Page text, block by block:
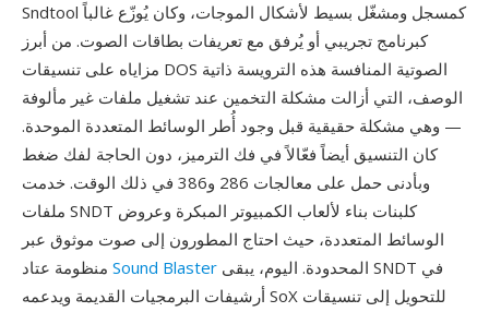
Sndtool كمسجل ومشغّل بسيط لأشكال الموجات، وكان يُوزّع غالباً
كبرنامج تجريبي أو يُرفق مع تعريفات بطاقات الصوت. من أبرز
مزاياه على تنسيقات DOS الصوتية المنافسة هذه الترويسة ذاتية
الوصف، التي أزالت مشكلة التخمين عند تشغيل ملفات غير مألوفة
— وهي مشكلة حقيقية قبل وجود أُطر الوسائط المتعددة الموحدة.
كان التنسيق أيضاً فعّالاً في فك الترميز، دون الحاجة لفك ضغط
وبأدنى حمل على معالجات 286 و386 في ذلك الوقت. خدمت
ملفات SNDT كلبنات بناء لألعاب الكمبيوتر المبكرة وعروض
الوسائط المتعددة، حيث احتاج المطورون إلى صوت موثوق عبر
Sound Blaster
أرشيفات البرمجيات القديمة ويدعمه SoX للتحويل إلى تنسيقات